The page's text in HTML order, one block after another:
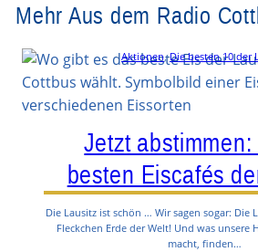
Mehr Aus dem Radio
Aktionen, Die besten 10 der
Jetzt
besten Eiscafés
Die Lausitz ist schön … Wir sagen sogar: Die
Fleckchen Erde der Welt! Und was unsere
macht, finden…